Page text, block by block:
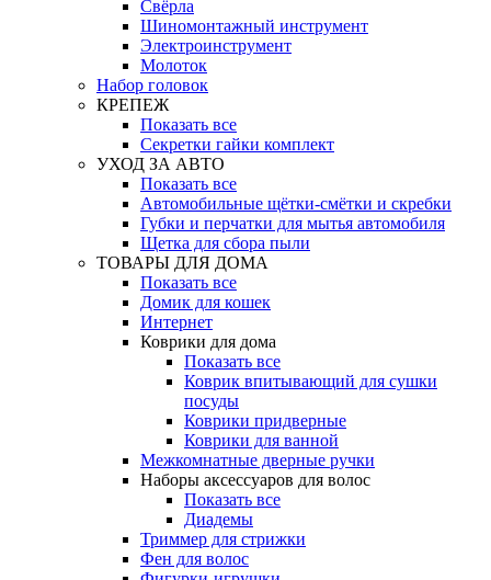
Свёрла
Шиномонтажный инструмент
Электроинструмент
Молоток
Набор головок
КРЕПЕЖ
Показать все
Секретки гайки комплект
УХОД ЗА АВТО
Показать все
Автомобильные щётки-смётки и скребки
Губки и перчатки для мытья автомобиля
Щетка для сбора пыли
ТОВАРЫ ДЛЯ ДОМА
Показать все
Домик для кошек
Интернет
Коврики для дома
Показать все
Коврик впитывающий для сушки
посуды
Коврики придверные
Коврики для ванной
Межкомнатные дверные ручки
Наборы аксессуаров для волос
Показать все
Диадемы
Триммер для стрижки
Фен для волос